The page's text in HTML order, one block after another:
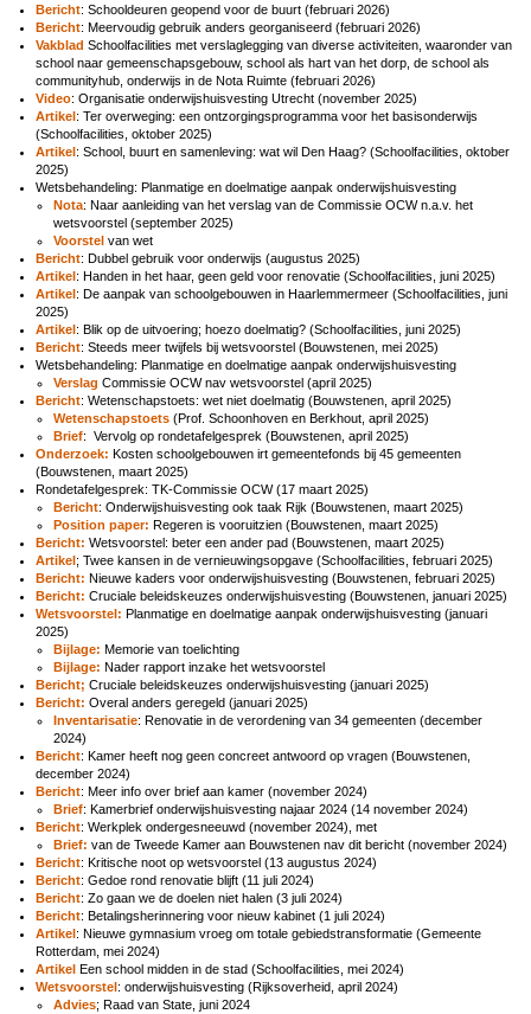
Bericht: Schooldeuren geopend voor de buurt (februari 2026)
Bericht: Meervoudig gebruik anders georganiseerd (februari 2026)
Vakblad Schoolfacilities met verslaglegging van diverse activiteiten, waaronder van
school naar gemeenschapsgebouw, school als hart van het dorp, de school als
communityhub, onderwijs in de Nota Ruimte (februari 2026)
Video: Organisatie onderwijshuisvesting Utrecht (november 2025)
Artikel: Ter overweging: een ontzorgingsprogramma voor het basisonderwijs
(Schoolfacilities, oktober 2025)
Artikel: School, buurt en samenleving: wat wil Den Haag? (Schoolfacilities, oktober
2025)
Wetsbehandeling: Planmatige en doelmatige aanpak onderwijshuisvesting
Nota: Naar aanleiding van het verslag van de Commissie OCW n.a.v. het
wetsvoorstel (september 2025)
Voorstel van wet
Bericht: Dubbel gebruik voor onderwijs (augustus 2025)
Artikel: Handen in het haar, geen geld voor renovatie (Schoolfacilities, juni 2025)
Artikel: De aanpak van schoolgebouwen in Haarlemmermeer (Schoolfacilities, juni
2025)
Artikel: Blik op de uitvoering; hoezo doelmatig? (Schoolfacilities, juni 2025)
Bericht: Steeds meer twijfels bij wetsvoorstel (Bouwstenen, mei 2025)
Wetsbehandeling: Planmatige en doelmatige aanpak onderwijshuisvesting
Verslag Commissie OCW nav wetsvoorstel (april 2025)
Bericht: Wetenschapstoets: wet niet doelmatig (Bouwstenen, april 2025)
Wetenschapstoets (Prof. Schoonhoven en Berkhout, april 2025)
Brief: Vervolg op rondetafelgesprek (Bouwstenen, april 2025)
Onderzoek: Kosten schoolgebouwen irt gemeentefonds bij 45 gemeenten
(Bouwstenen, maart 2025)
Rondetafelgesprek: TK-Commissie OCW (17 maart 2025)
Bericht: Onderwijshuisvesting ook taak Rijk (Bouwstenen, maart 2025)
Position paper: Regeren is vooruitzien (Bouwstenen, maart 2025)
Bericht: Wetsvoorstel: beter een ander pad (Bouwstenen, maart 2025)
Artikel; Twee kansen in de vernieuwingsopgave (Schoolfacilities, februari 2025)
Bericht: Nieuwe kaders voor onderwijshuisvesting (Bouwstenen, februari 2025)
Bericht: Cruciale beleidskeuzes onderwijshuisvesting (Bouwstenen, januari 2025)
Wetsvoorstel: Planmatige en doelmatige aanpak onderwijshuisvesting (januari
2025)
Bijlage: Memorie van toelichting
Bijlage: Nader rapport inzake het wetsvoorstel
Bericht; Cruciale beleidskeuzes onderwijshuisvesting (januari 2025)
Bericht: Overal anders geregeld (januari 2025)
Inventarisatie: Renovatie in de verordening van 34 gemeenten (december
2024)
Bericht: Kamer heeft nog geen concreet antwoord op vragen (Bouwstenen,
december 2024)
Bericht: Meer info over brief aan kamer (november 2024)
Brief: Kamerbrief onderwijshuisvesting najaar 2024 (14 november 2024)
Bericht: Werkplek ondergesneeuwd (november 2024), met
Brief: van de Tweede Kamer aan Bouwstenen nav dit bericht (november 2024)
Bericht: Kritische noot op wetsvoorstel (13 augustus 2024)
Bericht: Gedoe rond renovatie blijft (11 juli 2024)
Bericht: Zo gaan we de doelen niet halen (3 juli 2024)
Bericht: Betalingsherinnering voor nieuw kabinet (1 juli 2024)
Artikel: Nieuwe gymnasium vroeg om totale gebiedstransformatie (Gemeente
Rotterdam, mei 2024)
Artikel Een school midden in de stad (Schoolfacilities, mei 2024)
Wetsvoorstel: onderwijshuisvesting (Rijksoverheid, april 2024)
Advies; Raad van State, juni 2024